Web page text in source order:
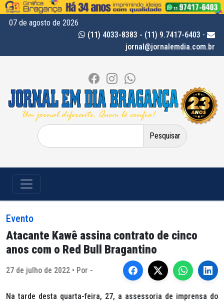
07 de agosto de 2026
(11) 4033-8383 - (11) 9.7417-6403 -
jornal@jornalemdia.com.br
Pesquisar
por:
Evento
Atacante Kawê assina contrato de cinco
anos com o Red Bull Bragantino
27 de julho de 2022 • Por -
Na tarde desta quarta-feira, 27, a assessoria de imprensa do